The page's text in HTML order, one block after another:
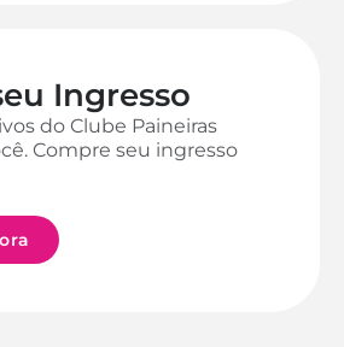
Ingresso
do Clube Paineiras
Compre seu ingresso